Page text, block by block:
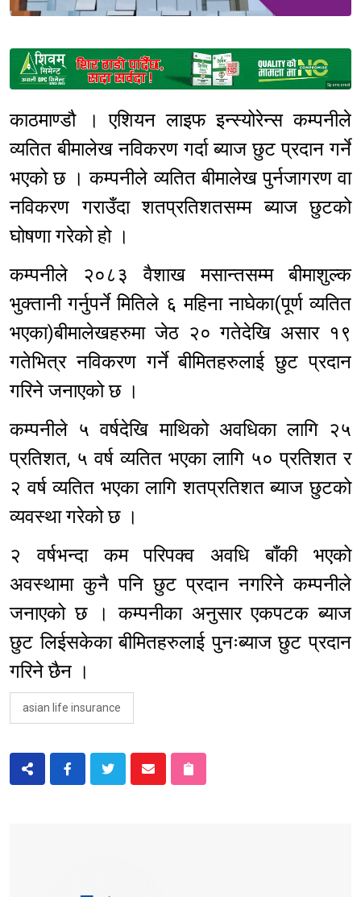
Sponsored
काठमाण्डौ । एशियन लाइफ इन्स्योरेन्स कम्पनीले
व्यतित बीमालेख नविकरण गर्दा ब्याज छुट प्रदान गर्ने
भएको छ । कम्पनीले व्यतित बीमालेख पुर्नजागरण वा
नविकरण गराउँदा शतप्रतिशतसम्म ब्याज छुटको
घोषणा गरेको हो ।
कम्पनीले २०८३ वैशाख मसान्तसम्म बीमाशुल्क
भुक्तानी गर्नुपर्ने मितिले ६ महिना नाघेका(पूर्ण व्यतित
भएका)बीमालेखहरुमा जेठ २० गतेदेखि असार १९
गतेभित्र नविकरण गर्ने बीमितहरुलाई छुट प्रदान
गरिने जनाएको छ ।
कम्पनीले ५ वर्षदेखि माथिको अवधिका लागि २५
प्रतिशत, ५ वर्ष व्यतित भएका लागि ५० प्रतिशत र
२ वर्ष व्यतित भएका लागि शतप्रतिशत ब्याज छुटको
व्यवस्था गरेको छ ।
२ वर्षभन्दा कम परिपक्व अवधि बाँकी भएको
अवस्थामा कुनै पनि छुट प्रदान नगरिने कम्पनीले
जनाएको छ । कम्पनीका अनुसार एकपटक ब्याज
छुट लिईसकेका बीमितहरुलाई पुनःब्याज छुट प्रदान
गरिने छैन ।
asian life insurance